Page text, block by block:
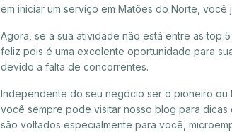
em iniciar um serviço em Matões do Norte,
Agora, se a sua atividade não está entre as top
feliz pois é uma excelente oportunidade para
devido a falta de concorrentes.
Independente do seu negócio ser o pioneiro ou
você sempre pode visitar nosso blog para
são voltados especialmente para você,